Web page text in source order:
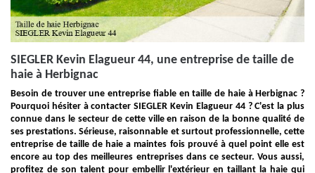
SIEGLER Kevin Elagueur 44, une entreprise de taille de
haie à Herbignac
Besoin de trouver une entreprise fiable en taille de haie à Herbignac ?
Pourquoi hésiter à contacter SIEGLER Kevin Elagueur 44 ? C'est la plus
connue dans le secteur de cette ville en raison de la bonne qualité de
ses prestations. Sérieuse, raisonnable et surtout professionnelle, cette
entreprise de taille de haie a maintes fois prouvé à quel point elle est
encore au top des meilleures entreprises dans ce secteur. Vous aussi,
profitez de son talent pour embellir l'extérieur en taillant la haie qui